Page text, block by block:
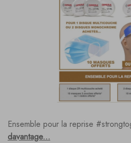
Ensemble pour la reprise
davantage...